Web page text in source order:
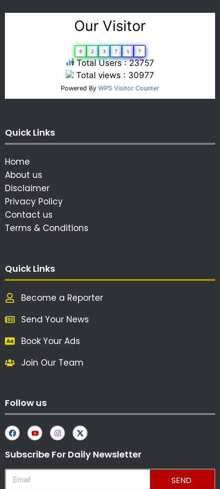
Our Visitor
0 2 3 7 5 7
Total Users : 23757
Total views : 30977
Powered By WPS Visitor Counter
Quick Links
Home
About us
Disclaimer
Privacy Policy
Contact us
Terms & Conditions
Quick Links
Become a Reporter
Send Your News
Book Your Ads
Join Our Team
Follow us
Subscribe For Daily Newsletter
SEND